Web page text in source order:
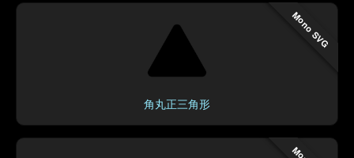
Mono SVG
角丸正三角形